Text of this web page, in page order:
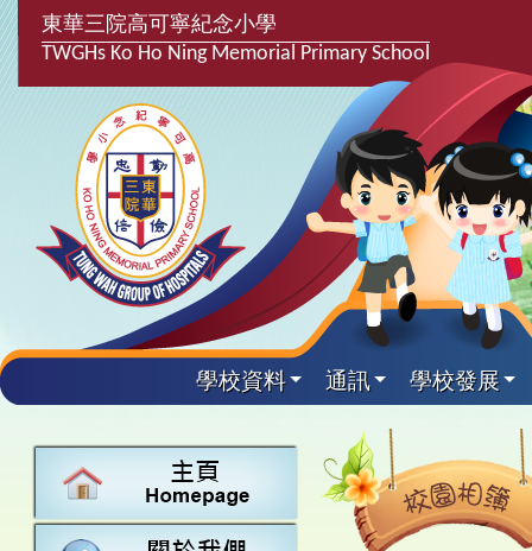
東華三院高可寧紀念小學
TWGHs Ko Ho Ning Memorial Primary School
學校資料 通訊 學校發展
關於
學校資料
校長的話
學校
最新消息
學校發
計劃,報告及
主要
中文
英文
學生
學生支援組
言語能力提
興趣及
課後興趣班
校隊活動
學生得
25-26得獎
24-25得獎
校園
校園相簿
校園電台
學校附
家長教師會
校友會